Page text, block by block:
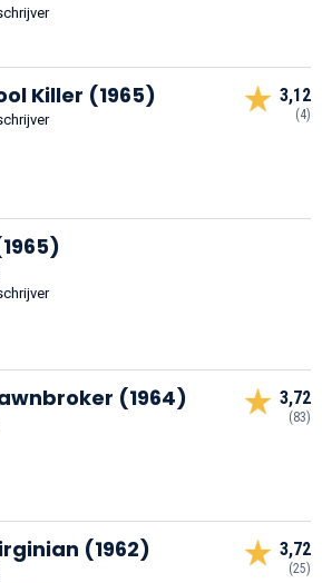
Killer (1965) 3,12
(4)
(1964) 3,72
(83)
(1962) 3,72
(25)